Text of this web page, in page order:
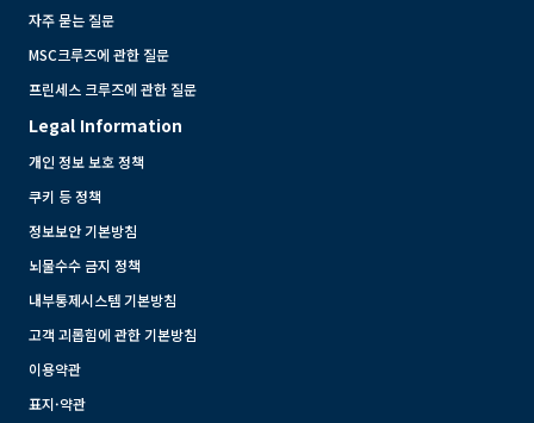
자주 묻는 질문
MSC크루즈에 관한 질문
프린세스 크루즈에 관한 질문
Legal Information
개인 정보 보호 정책
쿠키 등 정책
정보보안 기본방침
뇌물수수 금지 정책
내부통제시스템 기본방침
고객 괴롭힘에 관한 기본방침
이용약관
표지·약관